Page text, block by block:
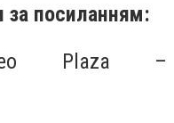
посиланням:
Plaza –